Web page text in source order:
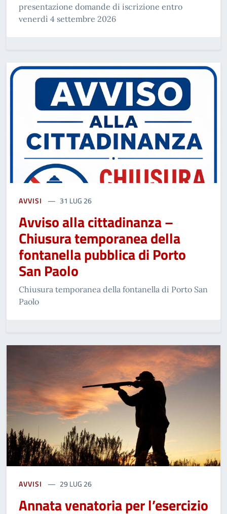
presentazione domande di iscrizione entro
venerdì 4 settembre 2026
AVVISI 31 LUG 26
Avviso alla cittadinanza –
Chiusura temporanea della
fontanella pubblica di Porto
San Paolo
Chiusura temporanea della fontanella di Porto San
Paolo
AVVISI 29 LUG 26
Annata venatoria per l’esercizio